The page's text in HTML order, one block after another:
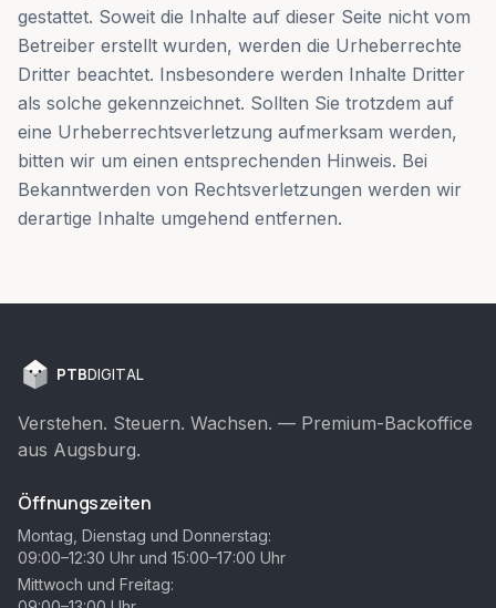
gestattet. Soweit die Inhalte auf dieser Seite nicht vom
Betreiber erstellt wurden, werden die Urheberrechte
Dritter beachtet. Insbesondere werden Inhalte Dritter
als solche gekennzeichnet. Sollten Sie trotzdem auf
eine Urheberrechtsverletzung aufmerksam werden,
bitten wir um einen entsprechenden Hinweis. Bei
Bekanntwerden von Rechtsverletzungen werden wir
derartige Inhalte umgehend entfernen.
PTBDIGITAL
Verstehen. Steuern. Wachsen. — Premium-Backoffice
aus Augsburg.
Öffnungszeiten
Montag, Dienstag und Donnerstag:
09:00–12:30 Uhr und 15:00–17:00 Uhr
Mittwoch und Freitag: